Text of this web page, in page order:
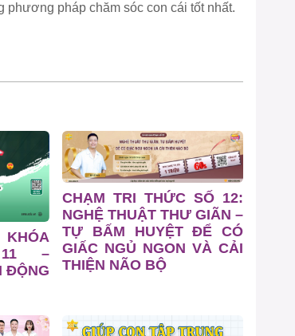
phương pháp chăm sóc con cái tốt nhất.
11 –
ĐỘNG
CHẠM TRI THỨC SỐ 12:
NGHỆ THUẬT THƯ GIÃN –
TỰ BẤM HUYỆT ĐỂ CÓ
GIẤC NGỦ NGON VÀ CẢI
THIỆN NÃO BỘ